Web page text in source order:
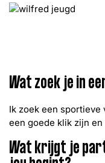
Wat zoek je in
Ik zoek een sportieve
een goede klik zijn
Wat krijgt je